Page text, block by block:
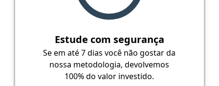
Estude com segurança
Se em até 7 dias você não gostar da
nossa metodologia, devolvemos
100% do valor investido.